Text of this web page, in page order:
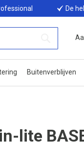
De
Buitenverblijven
in-lite